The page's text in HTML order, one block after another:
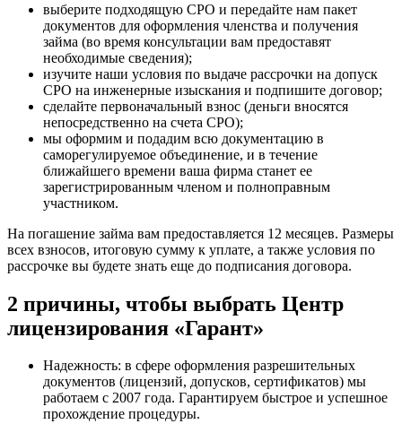
выберите подходящую СРО и передайте нам пакет
документов для оформления членства и получения
займа (во время консультации вам предоставят
необходимые сведения);
изучите наши условия по выдаче рассрочки на допуск
СРО на инженерные изыскания и подпишите договор;
сделайте первоначальный взнос (деньги вносятся
непосредственно на счета СРО);
мы оформим и подадим всю документацию в
саморегулируемое объединение, и в течение
ближайшего времени ваша фирма станет ее
зарегистрированным членом и полноправным
участником.
На погашение займа вам предоставляется 12 месяцев. Размеры
всех взносов, итоговую сумму к уплате, а также условия по
рассрочке вы будете знать еще до подписания договора.
2 причины, чтобы выбрать Центр
лицензирования «Гарант»
Надежность: в сфере оформления разрешительных
документов (лицензий, допусков, сертификатов) мы
работаем с 2007 года. Гарантируем быстрое и успешное
прохождение процедуры.